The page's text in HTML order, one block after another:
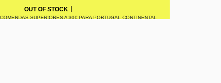
OUT OF STOCK
SUPERIORES A 30€ PARA PORTUGAL CONTINENTAL